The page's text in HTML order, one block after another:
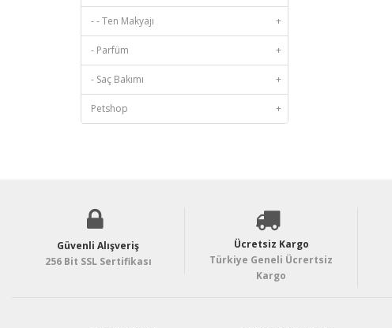
- - Ten Makyajı +
- Parfüm +
- Saç Bakımı +
Petshop +
Güvenli Alışveriş
256 Bit SSL Sertifikası
Ücretsiz Kargo
Türkiye Geneli Ücrertsiz
Kargo